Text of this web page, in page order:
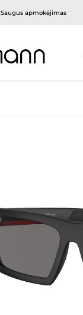
Saugus apmokėjimas